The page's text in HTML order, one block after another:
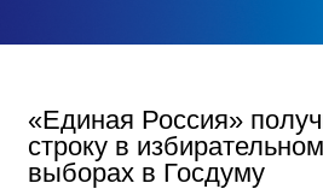
«Единая Россия»
строку в
выборах в Госдуму